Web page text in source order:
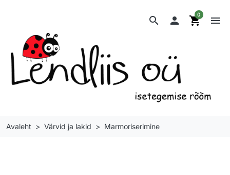
search  shopping_cart
0 menu
Avaleht Värvid ja lakid Marmoriserimine